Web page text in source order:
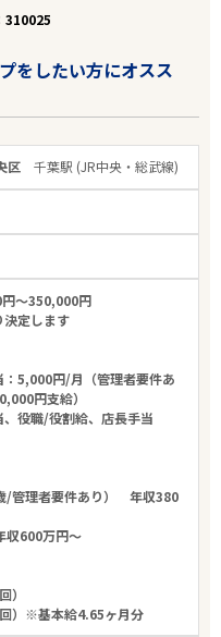
310025
をしたい方にオスス
央区千葉駅 (JR中央・総武線)
円～350,000円
定します
：5,000円/月（管理者要件あ
円支給）
、役職/役割給、店長手当
/管理者要件あり） 年収380
収600万円～
）
）※基本給4.65ヶ月分